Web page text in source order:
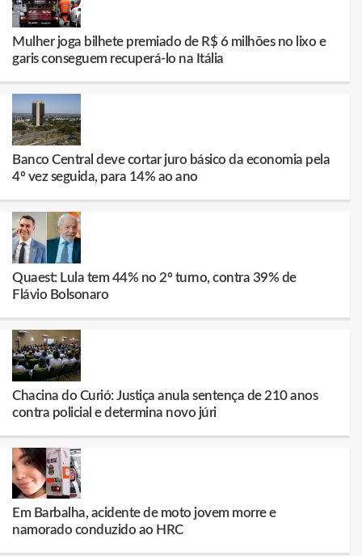
Mulher joga bilhete premiado de R$ 6 milhões no lixo e
garis conseguem recuperá-lo na Itália
Banco Central deve cortar juro básico da economia pela
4º vez seguida, para 14% ao ano
Quaest: Lula tem 44% no 2º turno, contra 39% de
Flávio Bolsonaro
Chacina do Curió: Justiça anula sentença de 210 anos
contra policial e determina novo júri
Em Barbalha, acidente de moto jovem morre e
namorado conduzido ao HRC